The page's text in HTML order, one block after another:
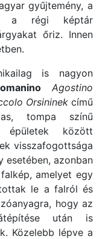
gyűjtemény, a
a régi képtár
őriz. Innen
is nagyon
Agostino
Orsininek című
tompa színű
épületek között
visszafogottsága
esetében, azonban
amelyet egy
le a falról és
hogy az
után is
Közelebb lépve a